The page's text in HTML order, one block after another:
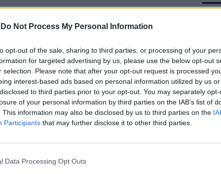
Do Not Process My Personal Information
opt-out of the sale, sharing to third parties, or processing of your
for targeted advertising by us, please use the below opt-out
selection. Please note that after your opt-out request is processed
interest-based ads based on personal information utilized by us
to third parties prior to your opt-out. You may separately
of your personal information by third parties on the IAB’s list of
This information may also be disclosed by us to third parties on the
Participants that may further disclose it to other third parties.
Data Processing Opt Outs
Quando le porte di Regina Coeli si
«Daje Stè, daje Stè, ce l'hai fatta», gridano
gioia. Un sorriso dal finestrino dell'auto
via, un gesto con la mano per salutare
mai abbandonato. Poi via come un
i genitori, papà Mario e mamma
il fratello Federico e la fidanzata. Quando
di lì a poco sarebbe stato liberato,
riusciva a crederci. Poi ha realizzato che
e si è lasciato andare: «Sono felice,
sta bene, almeno psicologicamente:
In
Rudy Giuliani a Come States?